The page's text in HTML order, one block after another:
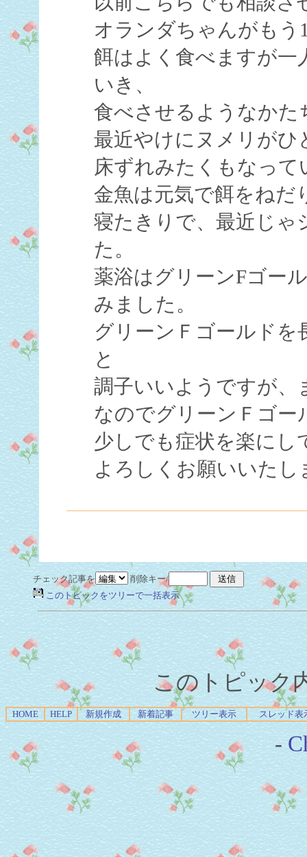
オランダちゃんがもう
餌はよく食べますが一
いき、
食べさせるようなかた
最近やけにヌメリがひ
床ずれみたくもなって
金魚は元気で餌をねだ
寝たきりで、最近じゃ
た。
薬浴はグリーンFゴー
みました。
グリーンＦゴールドを
と
調子いいようですが、
なのでグリーンＦゴー
少しでも症状を楽にし
よろしくお願いいたし
チェック記事を
削除キー/
このトピックをツリーで一括表示
このトピック
HOME HELP 新規作成 新着記事 ツリー表示 スレッド表
-